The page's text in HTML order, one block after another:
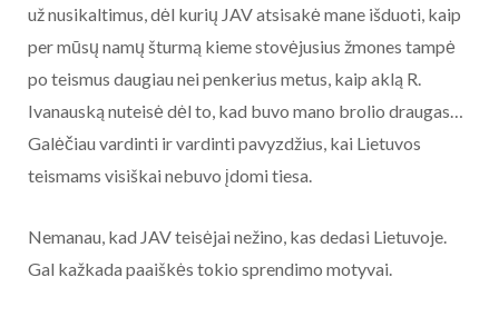
už nusikaltimus, dėl kurių JAV atsisakė mane išduoti, kaip
per mūsų namų šturmą kieme stovėjusius žmones tampė
po teismus daugiau nei penkerius metus, kaip aklą R.
Ivanauską nuteisė dėl to, kad buvo mano brolio draugas…
Galėčiau vardinti ir vardinti pavyzdžius, kai Lietuvos
teismams visiškai nebuvo įdomi tiesa.
Nemanau, kad JAV teisėjai nežino, kas dedasi Lietuvoje.
Gal kažkada paaiškės tokio sprendimo motyvai.